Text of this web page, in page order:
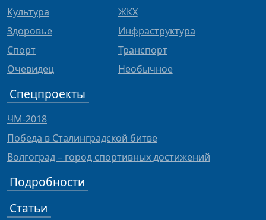
Культура
Здоровье
Спорт
Очевидец
ЖКХ
Инфраструктура
Транспорт
Необычное
Спецпроекты
ЧМ-2018
Победа в Сталинградской битве
Волгоград – город спортивных достижений
Подробности
Статьи